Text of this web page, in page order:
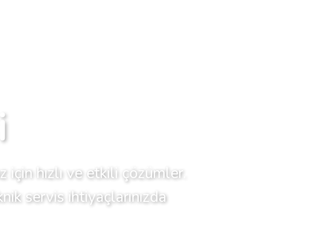
için hızlı ve etkili çözümler.
servis ihtiyaçlarınızda